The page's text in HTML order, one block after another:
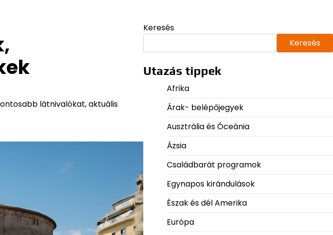
látnivalókat, aktuális
Keresés
Keresés
Utazás tippek
Afrika
Árak- belépőjegyek
Ausztrália és Óceánia
Ázsia
Családbarát programok
Egynapos kirándulások
Észak és dél Amerika
Európa